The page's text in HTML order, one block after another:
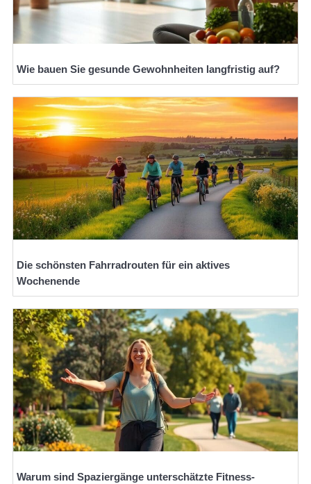
Wie bauen Sie gesunde Gewohnheiten langfristig auf?
Die schönsten Fahrradrouten für ein aktives
Wochenende
Warum sind Spaziergänge unterschätzte Fitness-